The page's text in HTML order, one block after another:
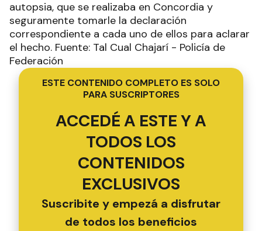
autopsia, que se realizaba en Concordia y
seguramente tomarle la declaración
correspondiente a cada uno de ellos para aclarar
el hecho. Fuente: Tal Cual Chajarí - Policía de
Federación
ESTE CONTENIDO COMPLETO ES SOLO
PARA SUSCRIPTORES
ACCEDÉ A ESTE Y A
TODOS LOS
CONTENIDOS
EXCLUSIVOS
Suscribite y empezá a disfrutar
de todos los beneficios